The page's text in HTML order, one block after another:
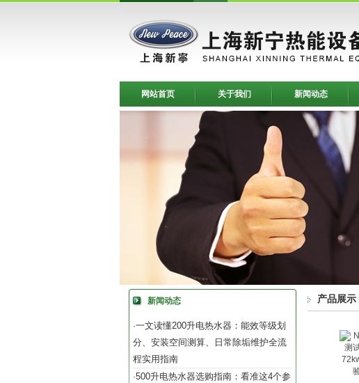
网站首页 关于我们 新闻动态
新闻动态
·一文读懂200升电热水器：能效等级划
分、安装空间测算、日常除垢维护全流
程实用指南
·500升电热水器选购指南：看准这4个参
产品展示